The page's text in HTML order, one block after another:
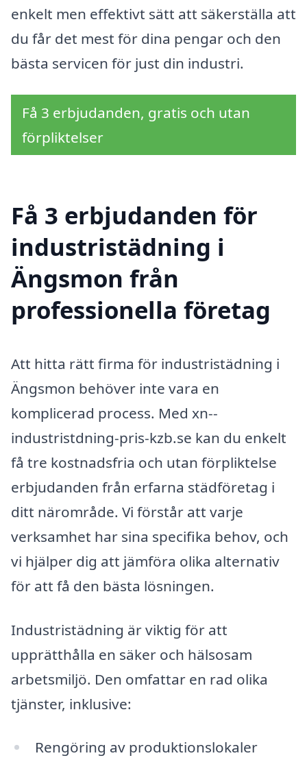
enkelt men effektivt sätt att säkerställa att
du får det mest för dina pengar och den
bästa servicen för just din industri.
Få 3 erbjudanden, gratis och utan
förpliktelser
Få 3 erbjudanden för
industristädning i
Ängsmon från
professionella företag
Att hitta rätt firma för industristädning i
Ängsmon behöver inte vara en
komplicerad process. Med xn--
industristdning-pris-kzb.se kan du enkelt
få tre kostnadsfria och utan förpliktelse
erbjudanden från erfarna städföretag i
ditt närområde. Vi förstår att varje
verksamhet har sina specifika behov, och
vi hjälper dig att jämföra olika alternativ
för att få den bästa lösningen.
Industristädning är viktig för att
upprätthålla en säker och hälsosam
arbetsmiljö. Den omfattar en rad olika
tjänster, inklusive:
Rengöring av produktionslokaler